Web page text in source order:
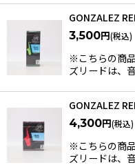
GONZALEZ
3,500円(税込)
※こちらの商
ズリードは、
GONZALEZ
4,300円(税込)
※こちらの商
ズリードは、